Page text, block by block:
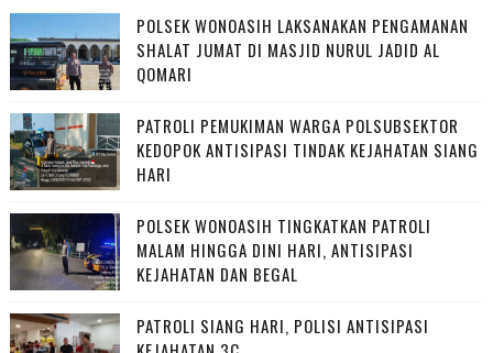
POLSEK WONOASIH LAKSANAKAN PENGAMANAN
SHALAT JUMAT DI MASJID NURUL JADID AL
QOMARI
PATROLI PEMUKIMAN WARGA POLSUBSEKTOR
KEDOPOK ANTISIPASI TINDAK KEJAHATAN SIANG
HARI
POLSEK WONOASIH TINGKATKAN PATROLI
MALAM HINGGA DINI HARI, ANTISIPASI
KEJAHATAN DAN BEGAL
PATROLI SIANG HARI, POLISI ANTISIPASI